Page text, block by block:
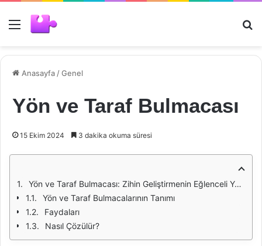
Menü
Anasayfa /Genel
Yön ve Taraf Bulmacası
15 Ekim 2024 3 dakika okuma süresi
Yön ve Taraf Bulmacası: Zihin Geliştirmenin Eğlenceli Yolu
Yön ve Taraf Bulmacalarının Tanımı
Faydaları
Nasıl Çözülür?